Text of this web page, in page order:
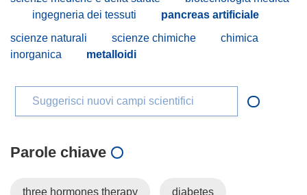
ingegneria dei tessuti
pancreas artificiale
scienze naturali
scienze chimiche
chimica
inorganica
metalloidi
Suggerisci nuovi campi scientifici
Parole chiave
three hormones therapy diabetes